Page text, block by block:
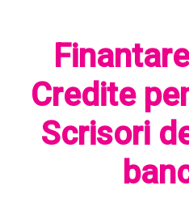
Credite
Scrisori